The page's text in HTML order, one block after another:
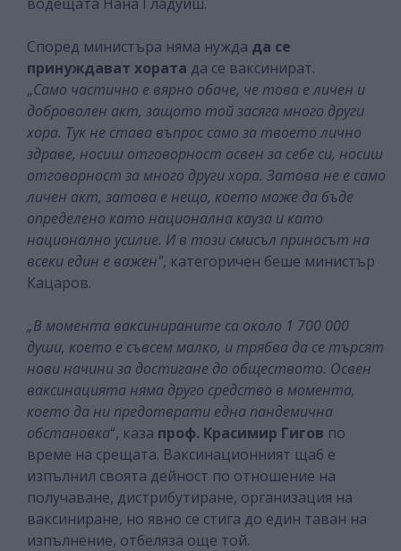
Според министъра няма нужда да се
принуждават хората да се ваксинират.
„Само частично е вярно обаче, че това е личен и
доброволен акт, защото той засяга много други
хора. Тук не става въпрос само за твоето лично
здраве, носиш отговорност освен за себе си, носиш
отговорност за много други хора. Затова не е само
личен акт, затова е нещо, което може да бъде
определено като национална кауза и като
национално усилие. И в този смисъл приносът на
всеки един е важен", категоричен беше министър
Кацаров.
„В момента ваксинираните са около 1 700 000
души, което е съвсем малко, и трябва да се търсят
нови начини за достигане до обществото. Освен
ваксинацията няма друго средство в момента,
което да ни предотврати една пандемична
обстановка“, каза проф. Красимир Гигов по
време на срещата. Ваксинационният щаб е
изпълнил своята дейност по отношение на
получаване, дистрибутиране, организация на
ваксиниране, но явно се стига до един таван на
изпълнение, отбеляза още той.